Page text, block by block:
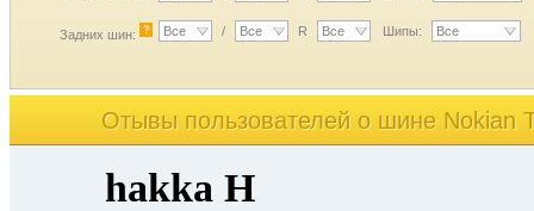
Задних шин: ? Все / Все R Все Шипы: Все
Отывы пользователей o шине Nokian
hakka H